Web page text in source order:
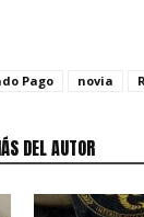
Pago novia
DEL AUTOR